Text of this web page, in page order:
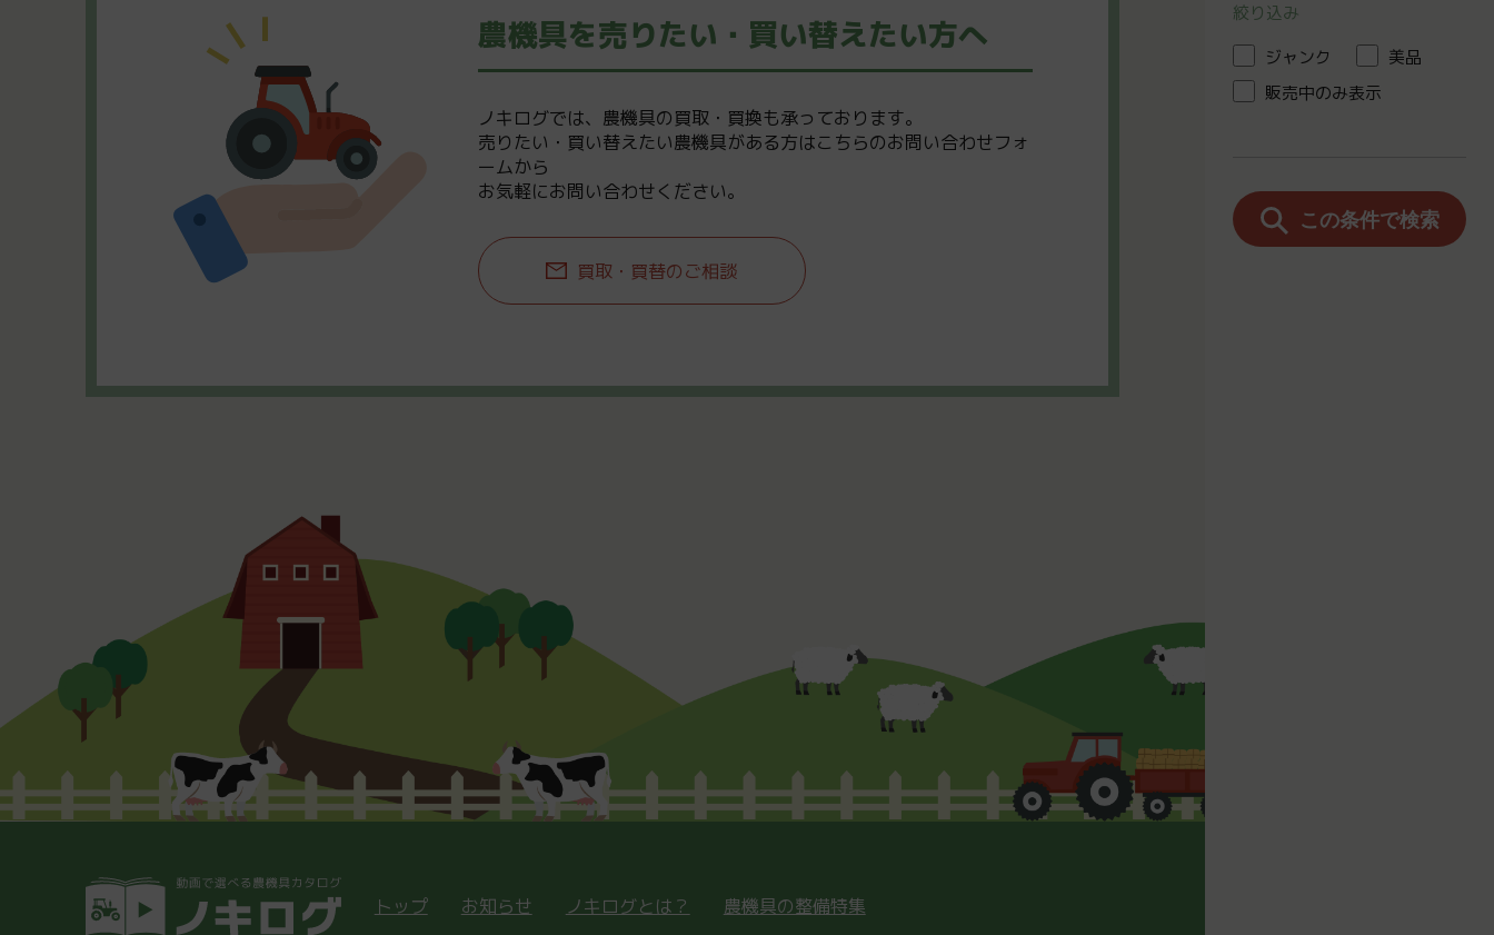
絞り込み
ジャンク
美品
販売中のみ表示
この条件で検索
農機具を売りたい・買い替えたい方へ
ノキログでは、農機具の買取・買換も承っております。
売りたい・買い替えたい農機具がある方はこちらのお問い合わせフォ
ームから
お気軽にお問い合わせください。
買取・買替のご相談
トップ お知らせ ノキログとは？ 農機具の整備特集